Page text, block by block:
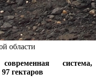
области
система,
гектаров